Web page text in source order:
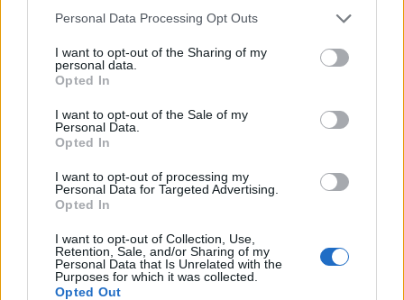
Personal Data Processing Opt Outs
I want to opt-out of the Sharing of my
personal data.
Opted In
I want to opt-out of the Sale of my
Personal Data.
Opted In
I want to opt-out of processing my
Personal Data for Targeted Advertising.
Opted In
I want to opt-out of Collection, Use,
Retention, Sale, and/or Sharing of my
Personal Data that Is Unrelated with the
Purposes for which it was collected.
Opted Out
Media: Με ενίσχυση 8 εκατ. ευρώ σε 451 επιχειρήσεις ξεκίνησε το
πρόγραμμα στήριξης- Κάλυψη εισφορών ΕΔΟΕΑΠ
Η Toyota φέρνει νέα γενιά
αυτοκινητοβιομηχανία
Νέο Audi A2 e-tron με στόχο την κορυφή της αποδοτικότητας